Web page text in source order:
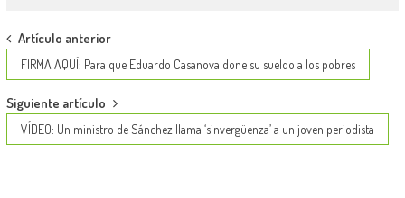
Post
navigation
Artículo anterior
FIRMA AQUÍ: Para que Eduardo Casanova done su sueldo a los pobres
Siguiente artículo
VÍDEO: Un ministro de Sánchez llama ‘sinvergüenza’ a un joven periodista